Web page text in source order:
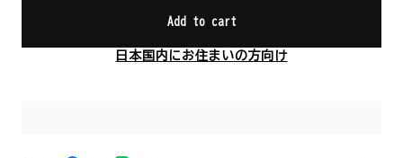
Add to cart
日本国内にお住まいの方向け